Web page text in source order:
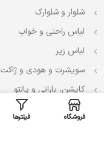
شلوار و شلوارک
لباس راحتی و خواب
لباس زیر
سویشرت و هودی و ژاکت
کاپشن، بارانی و پالتو
نوزادی
فروشگاه فیلترها